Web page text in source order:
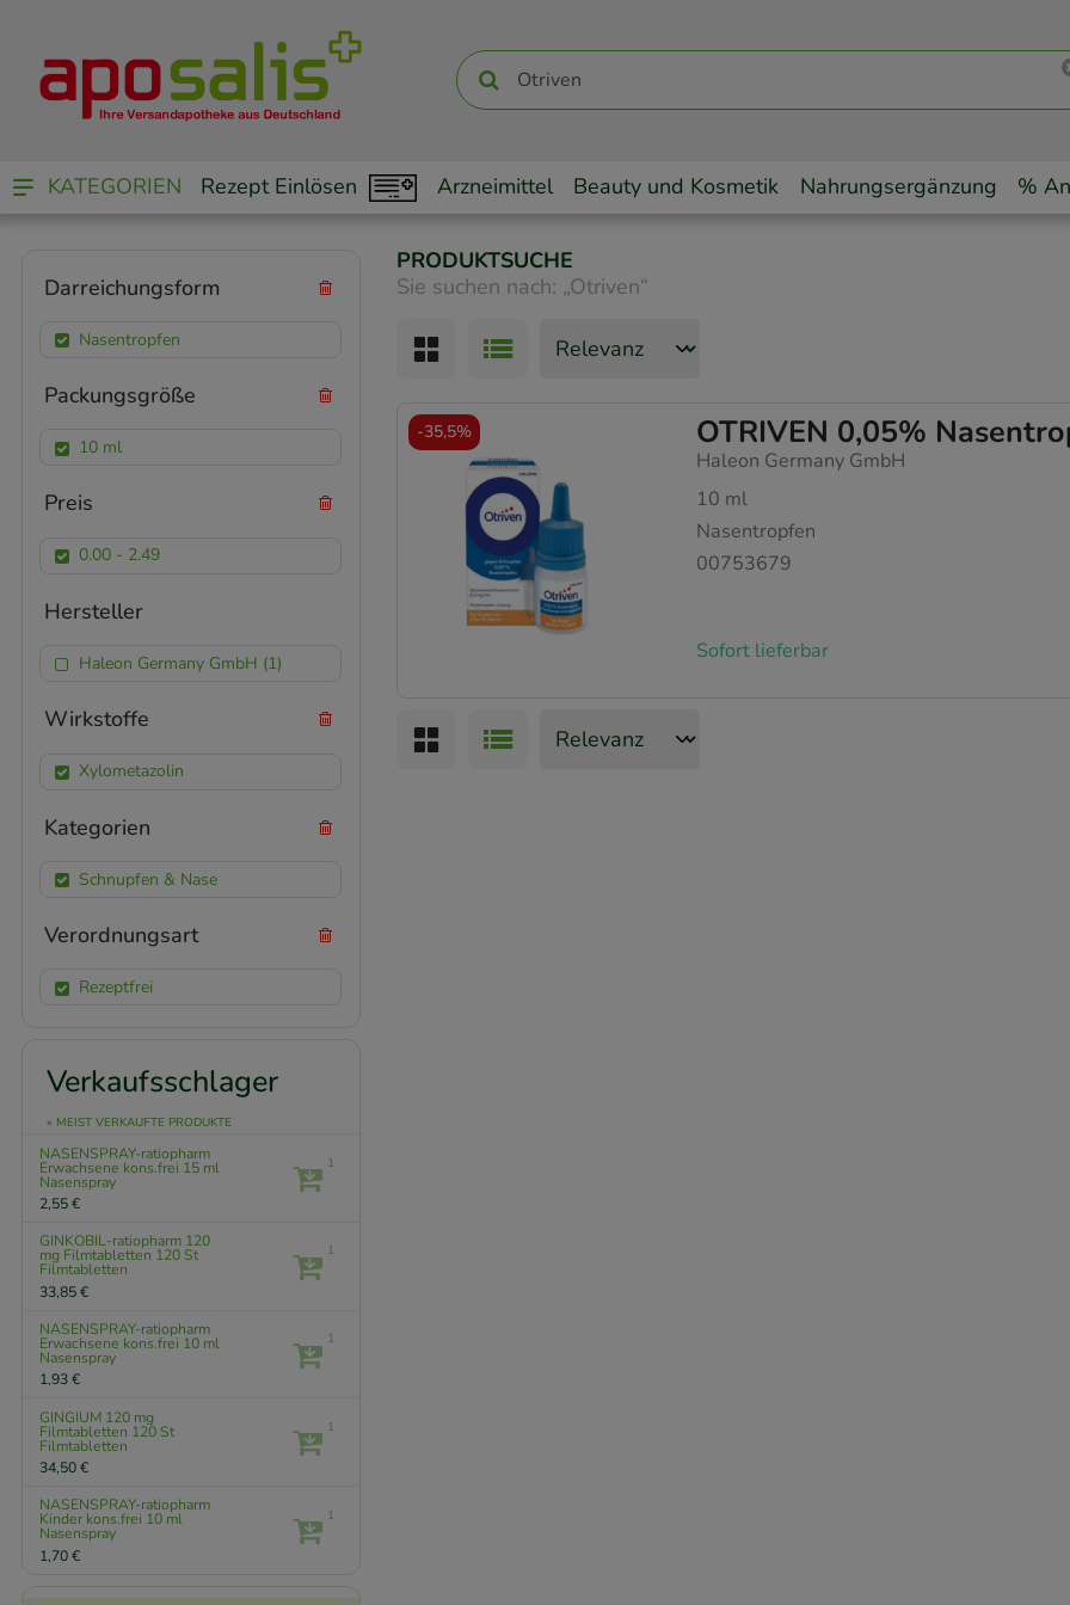
KATEGORIEN Rezept Einlösen Arzneimittel Beauty und Kosmetik Nahrungsergänzung %
PRODUKTSUCHE
Sie suchen nach: „Otriven“
OTRIVEN 0,05%
Haleon Germany GmbH
10 ml
Nasentropfen
00753679
Sofort lieferbar
-35,5%
Darreichungsform
Nasentropfen
Packungsgröße
10 ml
Preis
0.00 - 2.49
Hersteller
Haleon Germany GmbH (1)
Wirkstoffe
Xylometazolin
Kategorien
Schnupfen & Nase
Verordnungsart
Rezeptfrei
Verkaufsschlager
» MEIST VERKAUFTE PRODUKTE
NASENSPRAY-ratiopharm
Erwachsene kons.frei 15 ml
Nasenspray
2,55 €
1
GINKOBIL-ratiopharm 120
mg Filmtabletten 120 St
Filmtabletten
33,85 €
1
NASENSPRAY-ratiopharm
Erwachsene kons.frei 10 ml
Nasenspray
1,93 €
1
GINGIUM 120 mg
Filmtabletten 120 St
Filmtabletten
34,50 €
1
NASENSPRAY-ratiopharm
Kinder kons.frei 10 ml
Nasenspray
1,70 €
1